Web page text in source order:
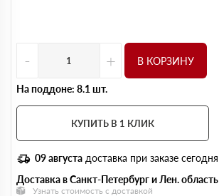
- + В КОРЗИНУ
На поддоне: 8.1 шт.
КУПИТЬ В 1 КЛИК
09 августа доставка при заказе сегодня
Доставка в Санкт-Петербург и Лен. область
Узнать стоимость с доставкой